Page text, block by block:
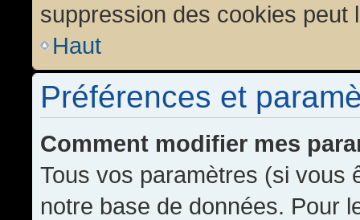
suppression des cookies peut
Haut
Préférences et
Comment modifier mes
Tous vos paramètres (si vous
notre base de données. Pour